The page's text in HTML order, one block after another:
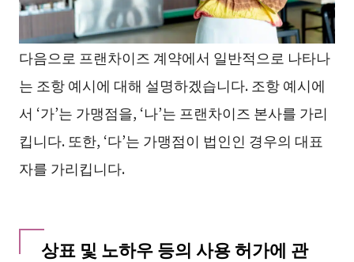
다음으로 프랜차이즈 계약에서 일반적으로 나타나
는 조항 예시에 대해 설명하겠습니다. 조항 예시에
서 ‘가’는 가맹점을, ‘나’는 프랜차이즈 본사를 가리
킵니다. 또한, ‘다’는 가맹점이 법인인 경우의 대표
자를 가리킵니다.
상표 및 노하우 등의 사용 허가에 관